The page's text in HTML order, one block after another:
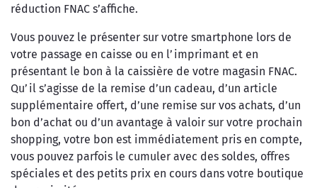
réduction FNAC s’affiche.
Vous pouvez le présenter sur votre smartphone lors de
votre passage en caisse ou en l’imprimant et en
présentant le bon à la caissière de votre magasin FNAC.
Qu’il s’agisse de la remise d’un cadeau, d’un article
supplémentaire offert, d’une remise sur vos achats, d’un
bon d’achat ou d’un avantage à valoir sur votre prochain
shopping, votre bon est immédiatement pris en compte,
vous pouvez parfois le cumuler avec des soldes, offres
spéciales et des petits prix en cours dans votre boutique